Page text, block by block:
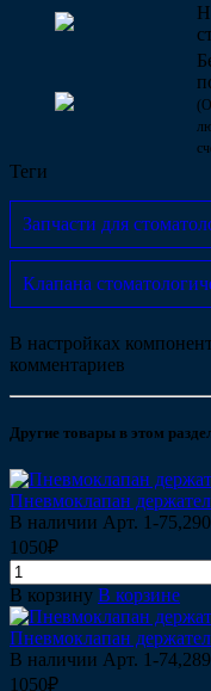
Теги
Запчасти для
Клапана
В настройках
комментариев
Другие товары в этом
Пневмоклапан
В наличии Арт. 1-75,290
1050₽
В корзину В корзине
Пневмоклапан
В наличии Арт. 1-74,289
1050₽